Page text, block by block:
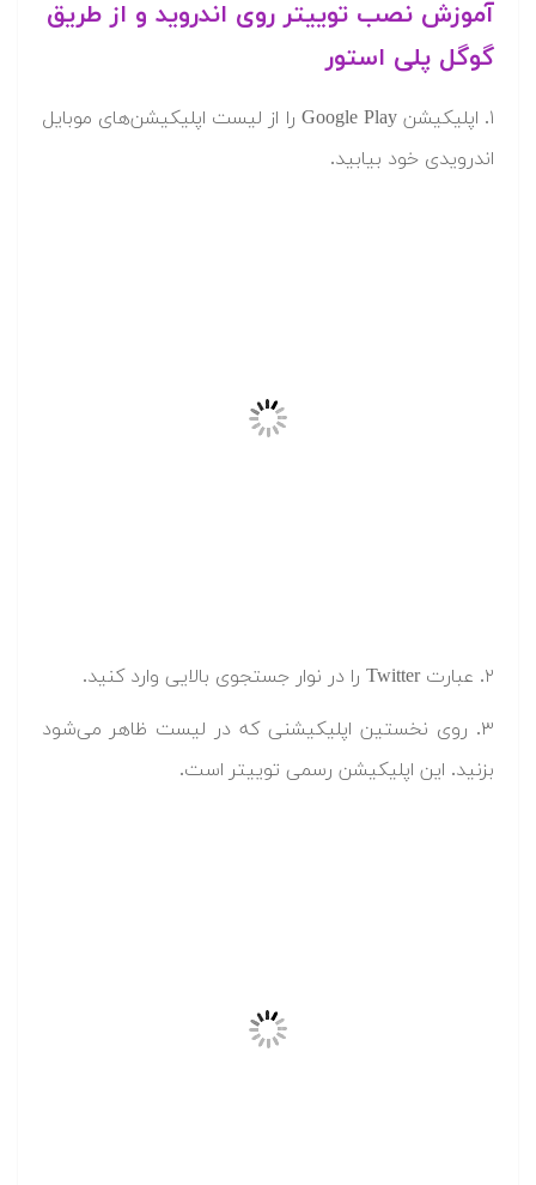
آموزش نصب توییتر روی اندروید و از طریق
گوگل پلی استور
۱. اپلیکیشن Google Play را از لیست اپلیکیشن‌های موبایل
اندرویدی خود بیابید.
۲. عبارت Twitter را در نوار جستجوی بالایی وارد کنید.
۳. روی نخستین اپلیکیشنی که در لیست ظاهر می‌شود
بزنید. این اپلیکیشن رسمی توییتر است.